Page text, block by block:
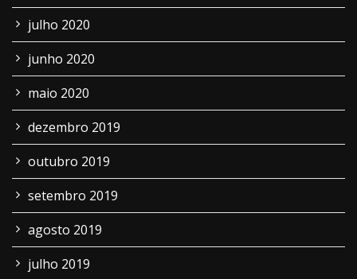
julho 2020
junho 2020
maio 2020
dezembro 2019
outubro 2019
setembro 2019
agosto 2019
julho 2019